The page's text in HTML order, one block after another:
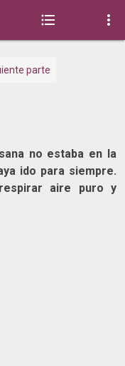
 
parte
no estaba en la
ido para siempre.
aire puro y